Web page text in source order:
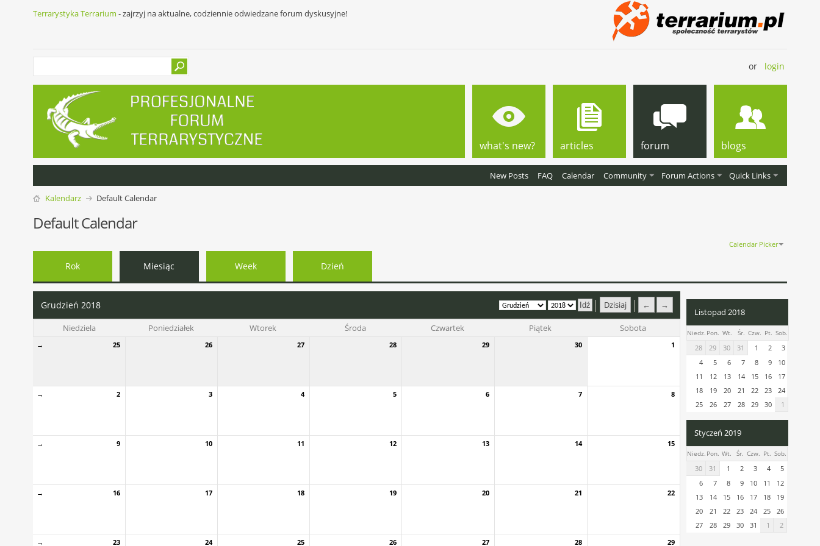
Terrarystyka Terrarium - zajrzyj na aktualne, codziennie odwiedzane forum dyskusyjne!
or login
what's new? articles forum
New Posts FAQ Calendar Community Forum Actions Quick Links
blogs
Kalendarz Default Calendar
Default Calendar
Calendar Picker
Rok Miesiąc Week Dzień
Dzisiaj ← →
Grudzień 2018
Niedziela Poniedziałek Wtorek Środa Czwartek Piątek Sobota
→ 25 26 27 28 29 30 1
→ 2 3 4 5 6 7 8
→ 9 10 11 12 13 14 15
→ 16 17 18 19 20 21 22
→ 23 24 25 26 27 28 29
Listopad 2018
Niedz. Pon. Wt. Śr. Czw. Pt. Sob.
28 29 30 31 1 2
3
4
5 6 7 8 9
10
11
12 13 14 15 16
17
18
19 20 21 22 23
24
25
26 27 28 29 30 1
Styczeń 2019
Niedz. Pon. Wt. Śr. Czw. Pt. Sob.
30 31 1 2 3 4
5
6
7 8 9 10 11
12
13
14 15 16 17 18
19
20
21 22 23 24 25
26
27
28 29 30 31 1 2